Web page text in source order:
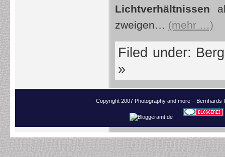
Lichtverhältnissen
zweigen… (mehr …)
Filed under:
»
Copyright 2007 Photography and more –